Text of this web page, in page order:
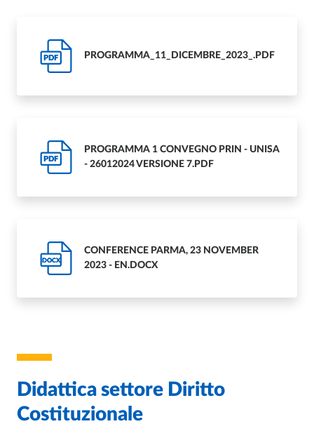
PDF PROGRAMMA_11_DICEMBRE_2023_.PDF
PDF
PROGRAMMA 1 CONVEGNO PRIN - UNISA
- 26012024 VERSIONE 7.PDF
DOCX
CONFERENCE PARMA, 23 NOVEMBER
2023 - EN.DOCX
Didattica settore Diritto
Costituzionale